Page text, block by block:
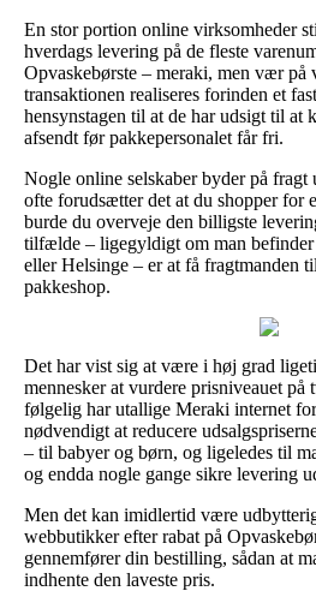
En stor portion online virksomheder
hverdags levering på de fleste
Opvaskebørste – meraki, men vær på
transaktionen realiseres forinden et
hensynstagen til at de har udsigt til at
afsendt før pakkepersonalet får fri.
Nogle online selskaber byder på fragt
ofte forudsætter det at du shopper for
burde du overveje den billigste
tilfælde – ligegyldigt om man
eller Helsinge – er at få fragtmanden
pakkeshop.
Det har vist sig at være i høj grad
mennesker at vurdere prisniveauet
følgelig har utallige Meraki internet
nødvendigt at reducere
– til babyer og børn, og ligeledes til
og endda nogle gange sikre levering
Men det kan imidlertid være
webbutikker efter rabat på
gennemfører din bestilling, sådan at
indhente den laveste pris.